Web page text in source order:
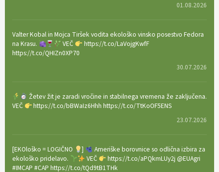
01.08.2026
Valter Kobal in Mojca Tiršek vodita ekološko vinsko posestvo Fedora
na Krasu.
VEČ
https://t.co/LaVojgKwfF
https://t.co/QHIZn0XP70
30.07.2026
Žetev žit je zaradi vročine in stabilnega vremena že zaključena.
VEČ
https://t.co/bBWaIz6Hhh https://t.co/TtKoOF5ENS
23.07.2026
[EKOloško = LOGIČNO ]
Ameriške borovnice so odlična izbira za
ekološko pridelavo.
VEČ
https://t.co/aPQkmLUy2j @EUAgri
#IMCAP #CAP https://t.co/tQd9tB1THk